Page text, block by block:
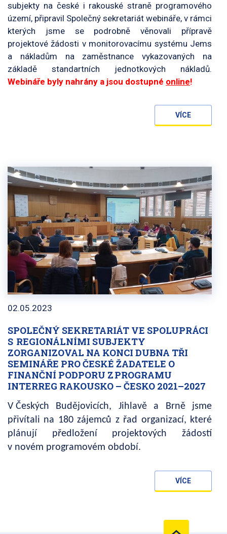
subjekty na české i rakouské straně programového
území, připravil Společný sekretariát webináře, v rámci
kterých jsme se podrobně věnovali přípravě
projektové žádosti v monitorovacímu systému Jems
a nákladům na zaměstnance vykazovaných na
základě standartních jednotkových nákladů.
Webináře byly nahrány a jsou dostupné online!
VÍCE
SPOLEČNÝ SEKRETARIÁT VE SPOLUPRÁCI
S REGIONÁLNÍMI SUBJEKTY
ZORGANIZOVAL NA KONCI DUBNA TŘI
SEMINÁŘE PRO ČESKÉ ŽADATELE O
FINANČNÍ PODPORU Z PROGRAMU
INTERREG RAKOUSKO – ČESKO 2021–2027
02.05.2023
V Českých Budějovicích, Jihlavě a Brně jsme
přivítali na 180 zájemců z řad organizací, které
plánují předložení projektových žádostí
v novém programovém období.
VÍCE